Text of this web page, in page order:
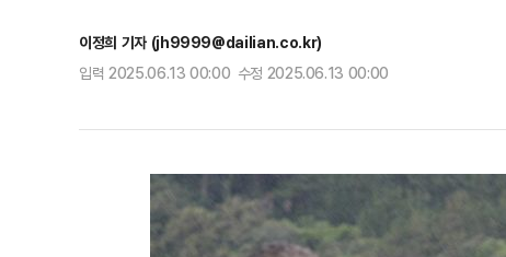
이정희 기자 (jh9999@dailian.co.kr)
입력 2025.06.13 00:00 수정 2025.06.13 00:00